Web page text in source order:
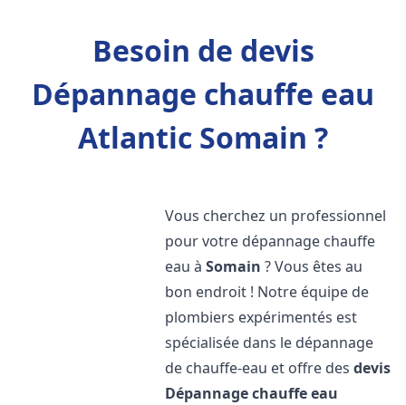
Besoin de devis
Dépannage chauffe eau
Atlantic Somain ?
Vous cherchez un professionnel
pour votre dépannage chauffe
eau àSomain ? Vous êtes au
bon endroit ! Notre équipe de
plombiers expérimentés est
spécialisée dans le dépannage
de chauffe-eau et offre desdevis
Dépannage chauffe eau